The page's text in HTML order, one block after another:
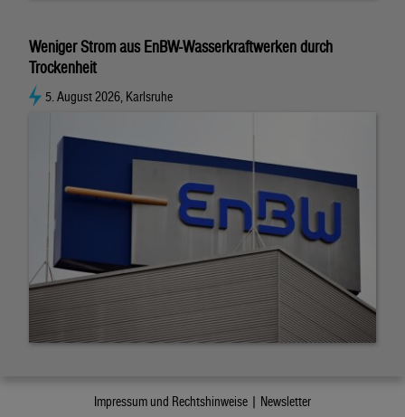
Weniger Strom aus EnBW-Wasserkraftwerken durch
Trockenheit
5. August 2026, Karlsruhe
Impressum und Rechtshinweise | Newsletter